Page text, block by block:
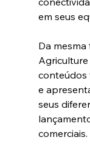
em seus
Da
Agriculture
conteúdos
e
seus
comerciais.